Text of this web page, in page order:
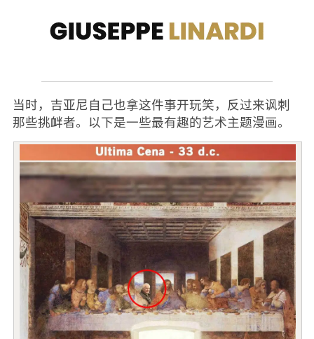
当时，吉亚尼自己也拿这件事开玩笑，反过来讽刺
那些挑衅者。以下是一些最有趣的艺术主题漫画。